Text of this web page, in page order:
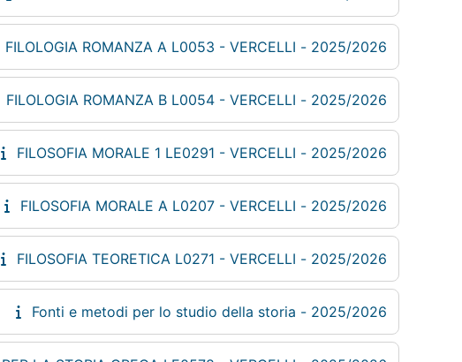
2025/2026 - FILOLOGIA ROMANZA A L0053 - VERCELLI
2025/2026 - FILOLOGIA ROMANZA B L0054 - VERCELLI
2025/2026 - FILOSOFIA MORALE 1 LE0291 - VERCELLI
2025/2026 - FILOSOFIA MORALE A L0207 - VERCELLI
2025/2026 - FILOSOFIA TEORETICA L0271 - VERCELLI
2025/2026 - Fonti e metodi per lo studio della storia